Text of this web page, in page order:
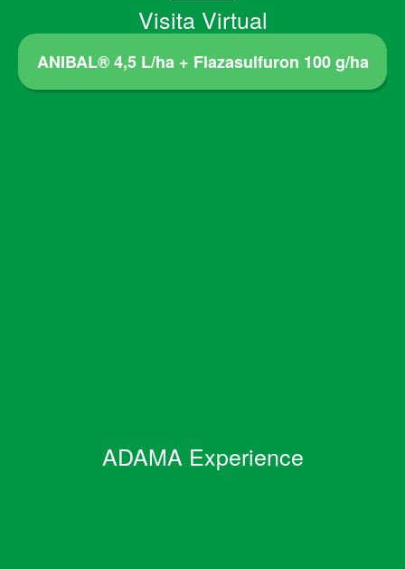
Visita Virtual
ANIBAL® 4,5 L/ha + Flazasulfuron 100 g/ha
ADAMA Experience